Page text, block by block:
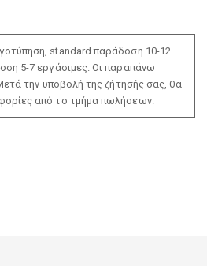
standard παράδοση 10-12
5-7 εργάσιμες. Οι παραπάνω
Μετά την υποβολή της ζήτησής σας, θα
από το τμήμα πωλήσεων.